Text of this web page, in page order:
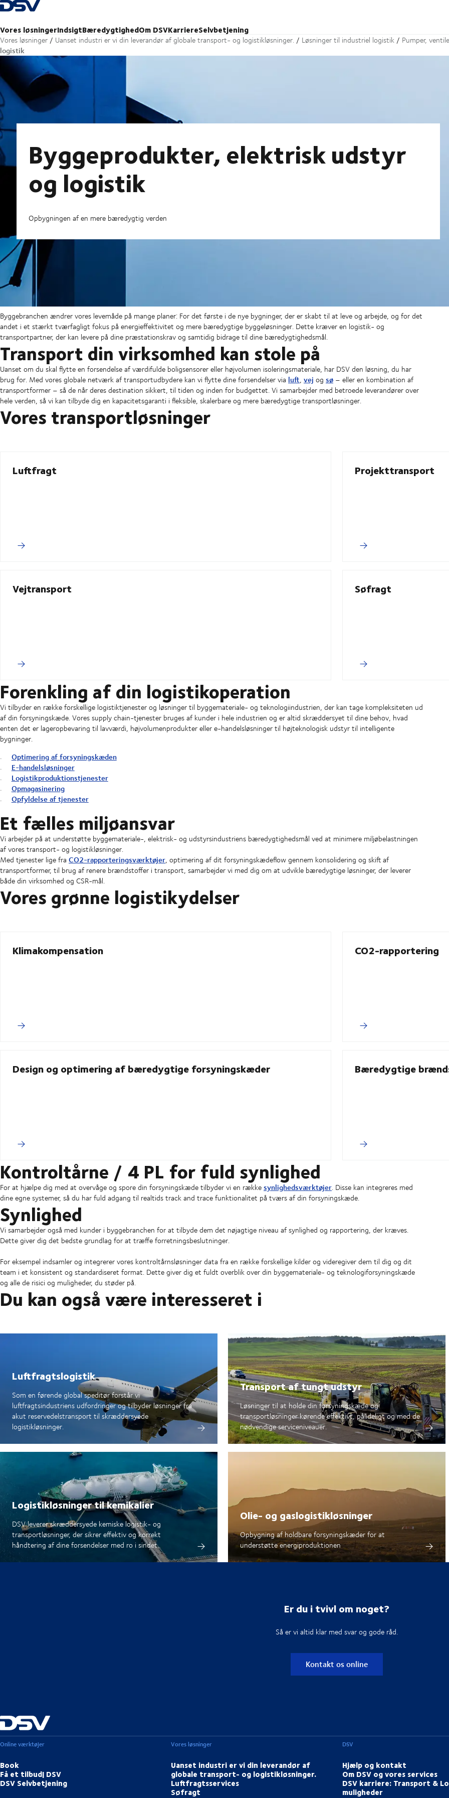
Tilbage til forsiden
Vores løsningerIndsigtBæredygtighedOm DSVKarriereSelvbetjening
Vores løsninger Uanset industri er vi din leverandør af globale transport- og logistikløsninger. Løsninger til industriel logistik Pumper,
logistik
Byggeprodukter, elektrisk udstyr
og logistik
Opbygningen af en mere bæredygtig verden
Byggebranchen ændrer vores levemåde på mange planer: For det første i de nye bygninger, der er skabt til at leve og arbejde, og for det
andet i et stærkt tværfagligt fokus på energieffektivitet og mere bæredygtige byggeløsninger. Dette kræver en logistik- og
transportpartner, der kan levere på dine præstationskrav og samtidig bidrage til dine bæredygtighedsmål.
Transport din virksomhed kan stole på
Uanset om du skal flytte en forsendelse af værdifulde boligsensorer eller højvolumen isoleringsmateriale, har DSV den løsning, du har
brug for. Med vores globale netværk af transportudbydere kan vi flytte dine forsendelser via luft, vej og sø – eller en kombination af
transportformer – så de når deres destination sikkert, til tiden og inden for budgettet. Vi samarbejder med betroede leverandører over
hele verden, så vi kan tilbyde dig en kapacitetsgaranti i fleksible, skalerbare og mere bæredygtige transportløsninger.
Vores transportløsninger
Luftfragt Projekttransport
Vejtransport Søfragt
Forenkling af din logistikoperation
Vi tilbyder en række forskellige logistiktjenester og løsninger til byggemateriale- og teknologiindustrien, der kan tage kompleksiteten ud
af din forsyningskæde. Vores supply chain-tjenester bruges af kunder i hele industrien og er altid skræddersyet til dine behov, hvad
enten det er lageropbevaring til lavværdi, højvolumenprodukter eller e-handelsløsninger til højteknologisk udstyr til intelligente
bygninger.
Optimering af forsyningskæden
E-handelsløsninger
Logistikproduktionstjenester
Opmagasinering
Opfyldelse af tjenester
Et fælles miljøansvar
Vi arbejder på at understøtte byggemateriale-, elektrisk- og udstyrsindustriens bæredygtighedsmål ved at minimere miljøbelastningen
af vores transport- og logistikløsninger.
Med tjenester lige fra CO2-rapporteringsværktøjer, optimering af dit forsyningskædeflow gennem konsolidering og skift af
transportformer, til brug af renere brændstoffer i transport, samarbejder vi med dig om at udvikle bæredygtige løsninger, der leverer
både din virksomhed og CSR-mål.
Vores grønne logistikydelser
Klimakompensation CO2-rapportering
Design og optimering af bæredygtige forsyningskæder Bæredygtige
Kontroltårne / 4 PL for fuld synlighed
For at hjælpe dig med at overvåge og spore din forsyningskæde tilbyder vi en rækkesynlighedsværktøjer. Disse kan integreres med
dine egne systemer, så du har fuld adgang til realtids track and trace funktionalitet på tværs af din forsyningskæde.
Synlighed
Vi samarbejder også med kunder i byggebranchen for at tilbyde dem det nøjagtige niveau af synlighed og rapportering, der kræves.
Dette giver dig det bedste grundlag for at træffe forretningsbeslutninger.
For eksempel indsamler og integrerer vores kontroltårnsløsninger data fra en række forskellige kilder og videregiver dem til dig og dit
team i et konsistent og standardiseret format. Dette giver dig et fuldt overblik over din byggemateriale- og teknologiforsyningskæde
og alle de risici og muligheder, du støder på.
Du kan også være interesseret i
Luftfragtslogistik
Som en førende global speditør forstår vi
luftfragtsindustriens udfordringer og tilbyder løsninger fra
akut reservedelstransport til skræddersyede
logistikløsninger.
Transport af tungt udstyr
Løsninger til at holde din forsyningskæde og
transportløsninger kørende effektivt, pålideligt og med de
nødvendige serviceniveauer.
Logistikløsninger til kemikalier
DSV leverer skræddersyede kemiske logistik- og
transportløsninger, der sikrer effektiv og korrekt
håndtering af dine forsendelser med ro i sindet.
Olie- og gaslogistikløsninger
Opbygning af holdbare forsyningskæder for at
understøtte energiproduktionen
Er du i tvivl om noget?
Så er vi altid klar med svar og gode råd.
Kontakt os online
Online værktøjer
Book
Få et tilbud| DSV
DSV Selvbetjening
Vores løsninger
Uanset industri er vi din leverandør af
globale transport- og logistikløsninger.
Luftfragtsservices
Søfragt
DSV
Hjælp og kontakt
Om DSV og vores services
DSV karriere: Transport &
muligheder